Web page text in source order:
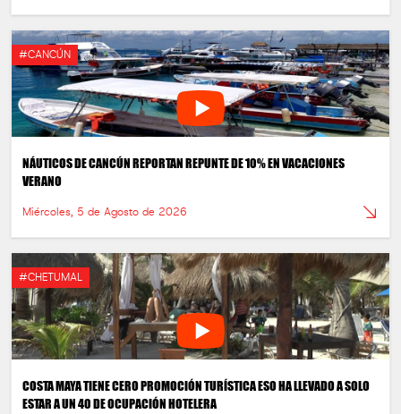
#CANCÚN
NÁUTICOS DE CANCÚN REPORTAN REPUNTE DE 10% EN VACACIONES
VERANO
Miércoles, 5 de Agosto de 2026
#CHETUMAL
COSTA MAYA TIENE CERO PROMOCIÓN TURÍSTICA ESO HA LLEVADO A SOLO
ESTAR A UN 40 DE OCUPACIÓN HOTELERA